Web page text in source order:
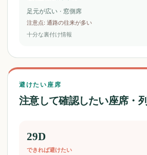
足元が広い · 窓側席
注意点: 通路の往来が多い
十分な裏付け情報
避けたい座席
注意して確認したい座席・列
29D
できれば避けたい